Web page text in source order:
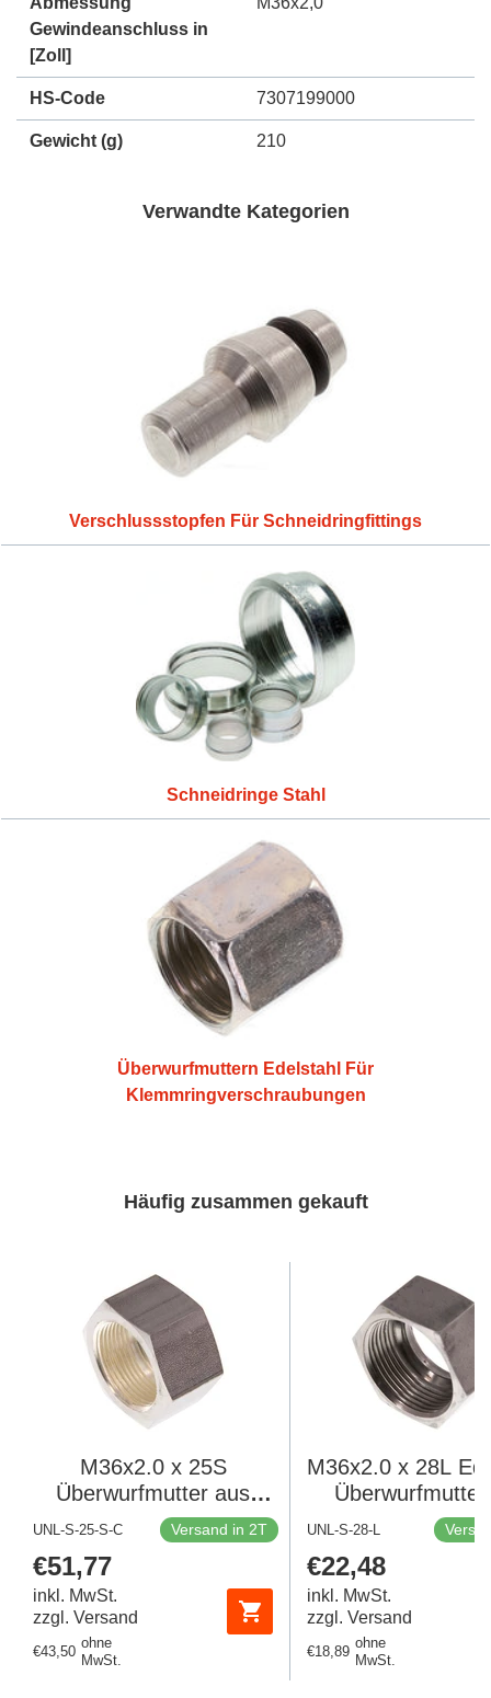
Gewindeanschluss in
[Zoll]
HS-Code 7307199000
Gewicht (g) 210
Verwandte Kategorien
Verschlussstopfen Für Schneidringfittings
Schneidringe Stahl
Überwurfmuttern Edelstahl Für
Klemmringverschraubungen
Häufig zusammen gekauft
M36x2.0 x 25S
Überwurfmutter aus
Edelstahl für Druckring
UNL-S-25-S-C Versand in 2T
Regulärer
Preis
€51,77
inkl. MwSt.
zzgl. Versand
Regulärer
€43,50
ohne
MwSt.
M36x2.0 x 28L
Schneidring
UNL-S-28-L
Regulärer
Preis
€22,48
inkl. MwSt.
zzgl. Versand
Regulärer
€18,89
ohne
MwSt.